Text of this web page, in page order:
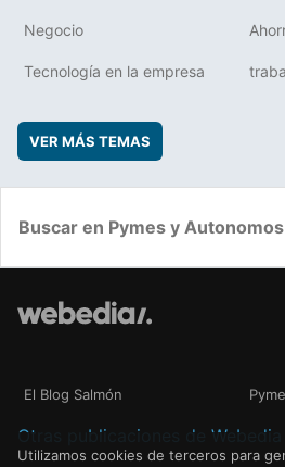
Negocio
Tecnología en la empresa
VER MÁS TEMAS
El Blog Salmón
Otras publicaciones de Webedia
Utilizamos cookies de terceros para